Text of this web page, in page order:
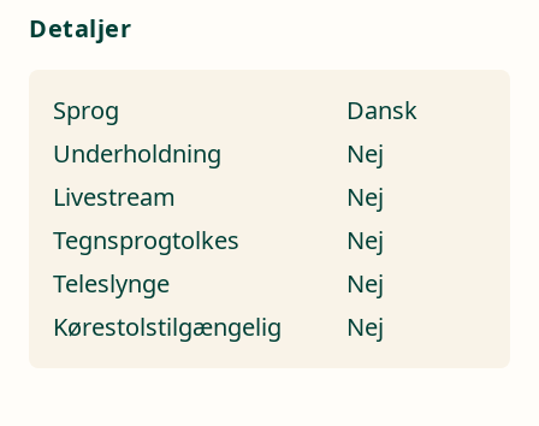
Detaljer
Sprog
Dansk
Underholdning
Nej
Livestream
Nej
Tegnsprogtolkes
Nej
Teleslynge
Nej
Kørestolstilgængelig
Nej